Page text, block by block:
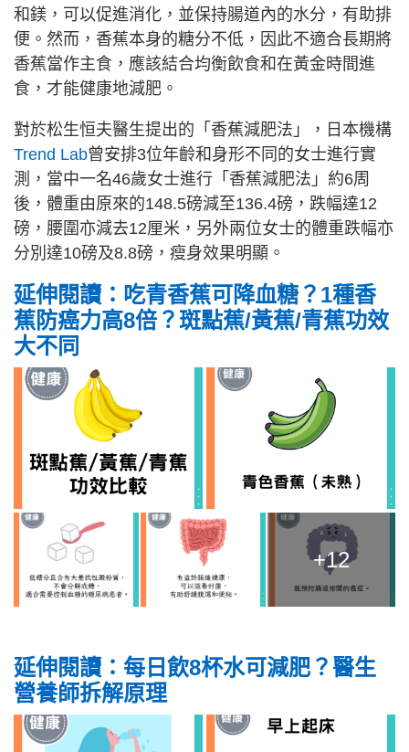
和鎂，可以促進消化，並保持腸道內的水分，有助排
便。然而，香蕉本身的糖分不低，因此不適合長期將
香蕉當作主食，應該結合均衡飲食和在黃金時間進
食，才能健康地減肥。
對於松生恒夫醫生提出的「香蕉減肥法」，日本機構
Trend Lab曾安排3位年齡和身形不同的女士進行實
測，當中一名46歲女士進行「香蕉減肥法」約6周
後，體重由原來的148.5磅減至136.4磅，跌幅達12
磅，腰圍亦減去12厘米，另外兩位女士的體重跌幅亦
分別達10磅及8.8磅，瘦身效果明顯。
延伸閱讀：吃青香蕉可降血糖？1種香
蕉防癌力高8倍？斑點蕉/黃蕉/青蕉功效
大不同
+12
延伸閱讀：每日飲8杯水可減肥？醫生
營養師拆解原理